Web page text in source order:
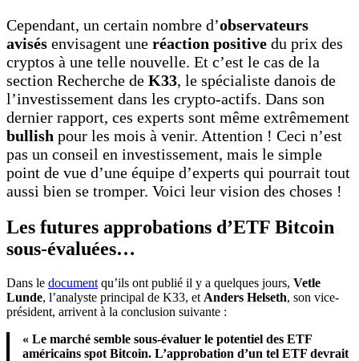
Cependant, un certain nombre d’observateurs
avisés envisagent une réaction positive du prix des
cryptos à une telle nouvelle. Et c’est le cas de la
section Recherche de K33, le spécialiste danois de
l’investissement dans les crypto-actifs. Dans son
dernier rapport, ces experts sont même extrêmement
bullish pour les mois à venir. Attention ! Ceci n’est
pas un conseil en investissement, mais le simple
point de vue d’une équipe d’experts qui pourrait tout
aussi bien se tromper. Voici leur vision des choses !
Les futures approbations d’ETF Bitcoin
sous-évaluées…
Dans le document qu’ils ont publié il y a quelques jours, Vetle
Lunde, l’analyste principal de K33, et Anders Helseth, son vice-
président, arrivent à la conclusion suivante :
« Le marché semble sous-évaluer le potentiel des ETF
américains spot Bitcoin. L’approbation d’un tel ETF devrait